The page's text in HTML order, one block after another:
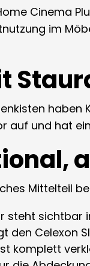
Cinema
im
auf und hat
Mittelteil
steht
den Celexon
komplett